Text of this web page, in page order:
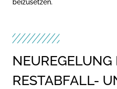
beizusetzen.
NEUREGELUNG
RESTABFALL-